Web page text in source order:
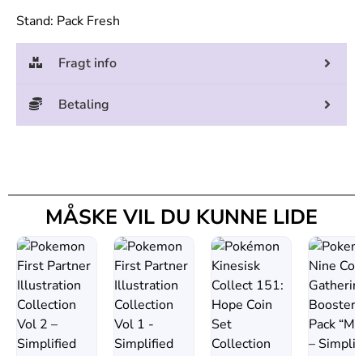
Stand: Pack Fresh
Fragt info
Betaling
MÅSKE VIL DU KUNNE LIDE